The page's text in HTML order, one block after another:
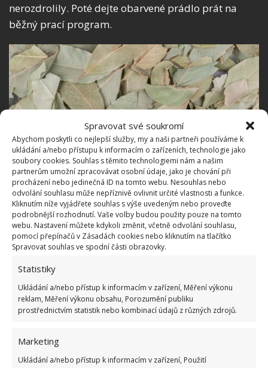
Spravovat své soukromí
Abychom poskytli co nejlepší služby, my a naši partneři používáme k
ukládání a/nebo přístupu k informacím o zařízeních, technologie jako
soubory cookies. Souhlas s těmito technologiemi nám a našim
partnerům umožní zpracovávat osobní údaje, jako je chování při
procházení nebo jedinečná ID na tomto webu. Nesouhlas nebo
odvolání souhlasu může nepříznivě ovlivnit určité vlastnosti a funkce.
Kliknutím níže vyjádřete souhlas s výše uvedeným nebo proveďte
podrobnější rozhodnutí. Vaše volby budou použity pouze na tomto
webu. Nastavení můžete kdykoli změnit, včetně odvolání souhlasu,
pomocí přepínačů v Zásadách cookies nebo kliknutím na tlačítko
Spravovat souhlas ve spodní části obrazovky.
Statistiky
Ukládání a/nebo přístup k informacím v zařízení, Měření výkonu
reklam, Měření výkonu obsahu, Porozumění publiku
prostřednictvím statistik nebo kombinací údajů z různých zdrojů.
Marketing
Ukládání a/nebo přístup k informacím v zařízení, Použití
nerozdrolily. Poté dejte obarvené prádlo prát na
běžný prací program.
Fotografie: Freepik
Na silně obarvené prádlo je pak lepší použít odvar z
naplňte ho vodou a vhoďte do něj hrst bobkových
listů. Vodu nechte asi 15 minut vařit. Poté nechte
vodu vychladnout a vložte do ní zaprané oblečení.
a dejte prát tak, jak jste zvyklí. Stejně dobře fungují i
skořápky z vajec. Postupujte stejně, pouze místo